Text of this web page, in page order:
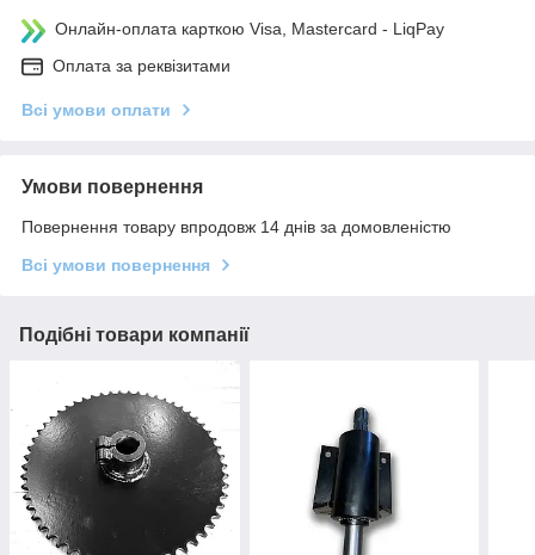
Онлайн-оплата карткою Visa, Mastercard - LiqPay
Оплата за реквізитами
Всі умови оплати
Умови повернення
Повернення товару впродовж 14 днів за домовленістю
Всі умови повернення
Подібні товари компанії